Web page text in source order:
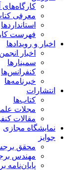
معرفی
استانداردها
فهرست
اخبار و رویدادها
اخبار انجمن
سمینارها
کنفرانس‌ها
خبرنامه‌ها
انتشارات
کتاب‌ها
مجلات
مقالات
نمایشگاه مجازی
جوایز
محقق
مهندس
پایان‌نامه